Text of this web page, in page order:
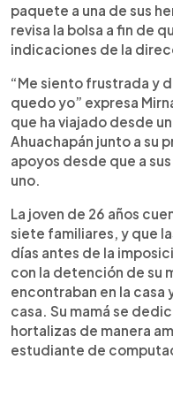
paquete a una de sus
revisa la bolsa a fin de
indicaciones de la
“Me siento frustrada y
quedo yo” expresa
que ha viajado desde
Ahuachapán junto a su
apoyos desde que a
uno.
La joven de 26 años
siete familiares, y que
días antes de la
con la detención de su
encontraban en la casa
casa. Su mamá se
hortalizas de manera
estudiante de